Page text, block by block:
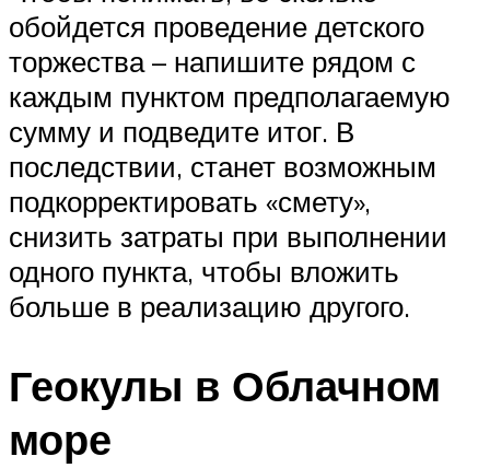
обойдется проведение детского
торжества – напишите рядом с
каждым пунктом предполагаемую
сумму и подведите итог. В
последствии, станет возможным
подкорректировать «смету»,
снизить затраты при выполнении
одного пункта, чтобы вложить
больше в реализацию другого.
Геокулы в Облачном
море